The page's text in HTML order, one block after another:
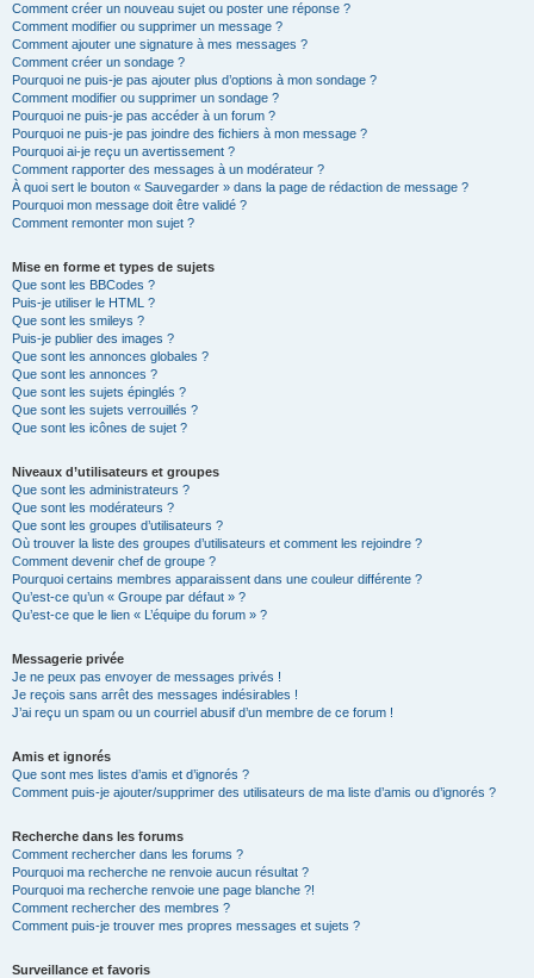
Comment créer un nouveau sujet ou poster une réponse ?
Comment modifier ou supprimer un message ?
Comment ajouter une signature à mes messages ?
Comment créer un sondage ?
Pourquoi ne puis-je pas ajouter plus d’options à mon sondage ?
Comment modifier ou supprimer un sondage ?
Pourquoi ne puis-je pas accéder à un forum ?
Pourquoi ne puis-je pas joindre des fichiers à mon message ?
Pourquoi ai-je reçu un avertissement ?
Comment rapporter des messages à un modérateur ?
À quoi sert le bouton « Sauvegarder » dans la page de rédaction de message ?
Pourquoi mon message doit être validé ?
Comment remonter mon sujet ?
Mise en forme et types de sujets
Que sont les BBCodes ?
Puis-je utiliser le HTML ?
Que sont les smileys ?
Puis-je publier des images ?
Que sont les annonces globales ?
Que sont les annonces ?
Que sont les sujets épinglés ?
Que sont les sujets verrouillés ?
Que sont les icônes de sujet ?
Niveaux d’utilisateurs et groupes
Que sont les administrateurs ?
Que sont les modérateurs ?
Que sont les groupes d’utilisateurs ?
Où trouver la liste des groupes d’utilisateurs et comment les rejoindre ?
Comment devenir chef de groupe ?
Pourquoi certains membres apparaissent dans une couleur différente ?
Qu’est-ce qu’un « Groupe par défaut » ?
Qu’est-ce que le lien « L’équipe du forum » ?
Messagerie privée
Je ne peux pas envoyer de messages privés !
Je reçois sans arrêt des messages indésirables !
J’ai reçu un spam ou un courriel abusif d’un membre de ce forum !
Amis et ignorés
Que sont mes listes d’amis et d’ignorés ?
Comment puis-je ajouter/supprimer des utilisateurs de ma liste d’amis ou d’ignorés ?
Recherche dans les forums
Comment rechercher dans les forums ?
Pourquoi ma recherche ne renvoie aucun résultat ?
Pourquoi ma recherche renvoie une page blanche ?!
Comment rechercher des membres ?
Comment puis-je trouver mes propres messages et sujets ?
Surveillance et favoris